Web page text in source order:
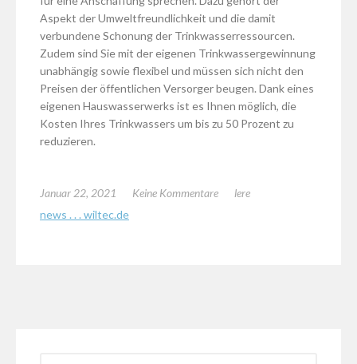
Aspekt der Umweltfreundlichkeit und die damit
verbundene Schonung der Trinkwasserressourcen.
Zudem sind Sie mit der eigenen Trinkwassergewinnung
unabhängig sowie flexibel und müssen sich nicht den
Preisen der öffentlichen Versorger beugen. Dank eines
eigenen Hauswasserwerks ist es Ihnen möglich, die
Kosten Ihres Trinkwassers um bis zu 50 Prozent zu
reduzieren.
Januar 22, 2021 Keine Kommentare
lere
news . . . wiltec.de